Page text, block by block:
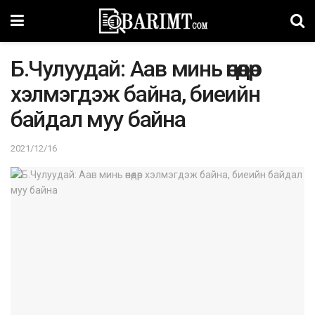
Б.Чулуудай: Аав минь өнөөдөр
хэлмэгдэж байна, биеийн
байдал муу байна
2021/12/16